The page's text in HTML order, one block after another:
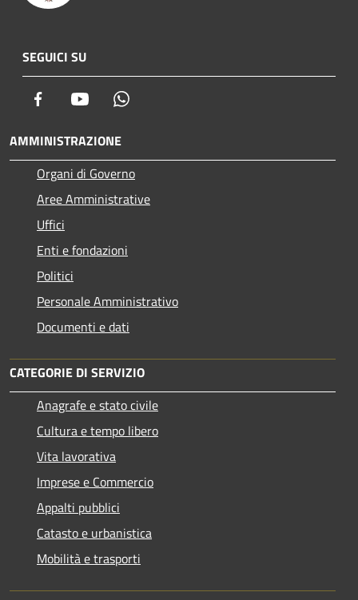
SEGUICI SU
Facebook Youtube
AMMINISTRAZIONE
Organi di Governo
Aree Amministrative
Uffici
Enti e fondazioni
Politici
Personale Amministrativo
Documenti e dati
CATEGORIE DI SERVIZIO
Anagrafe e stato civile
Cultura e tempo libero
Vita lavorativa
Imprese e Commercio
Appalti pubblici
Catasto e urbanistica
Mobilità e trasporti